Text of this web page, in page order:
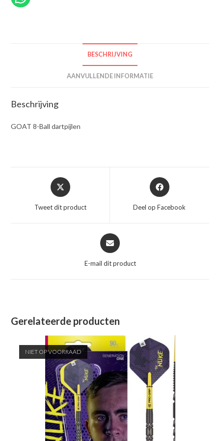
BESCHRIJVING
AANVULLENDE INFORMATIE
Beschrijving
GOAT 8-Ball dartpijlen
Opent
in
nieuw
Tweet dit product
Opent
in
nieuw
Deel op Facebook
Opent
in
nieuw
E-mail dit product
Gerelateerde producten
NIET OP VOORRAAD